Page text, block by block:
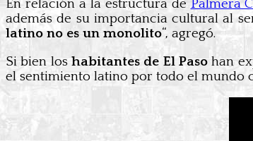
En relación a la estructura de Palmera
además de su importancia cultural al
latino no es un monolito“, agregó.
Si bien loshabitantes de El Pasohan
el sentimiento latino por todo el mundo